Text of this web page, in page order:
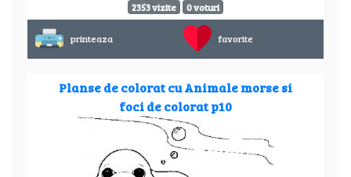
2353 vizite 0 voturi
printeaza favorite
Planse de colorat cu Animale morse si
foci de colorat p10